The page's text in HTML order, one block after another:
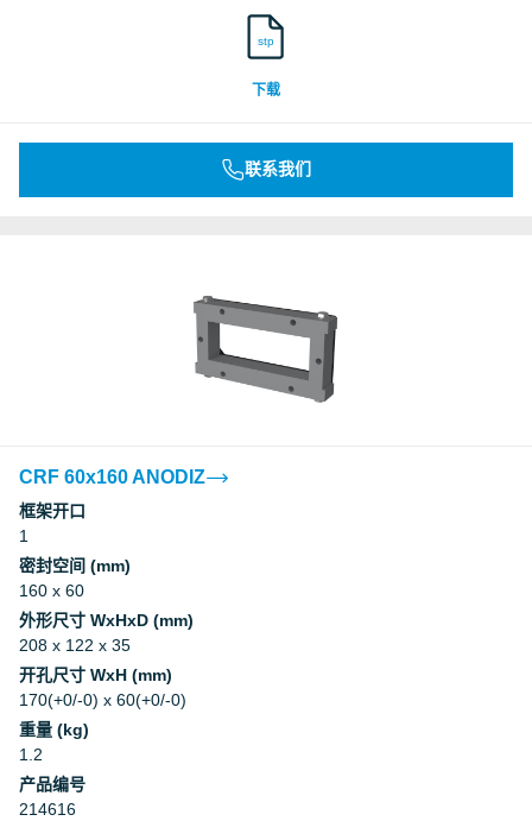
stp
下载
联系我们
CRF 60x160 ANODIZ
框架开口
1
密封空间 (mm)
160 x 60
外形尺寸 WxHxD (mm)
208 x 122 x 35
开孔尺寸 WxH (mm)
170(+0/-0) x 60(+0/-0)
重量 (kg)
1.2
产品编号
214616